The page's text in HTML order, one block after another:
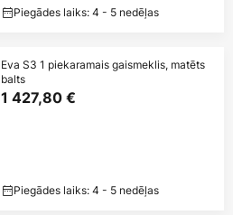
Piegādes laiks: 4 - 5 nedēļas
Eva S3 1 piekaramais gaismeklis, matēts
balts
1 427,80 €
Piegādes laiks: 4 - 5 nedēļas